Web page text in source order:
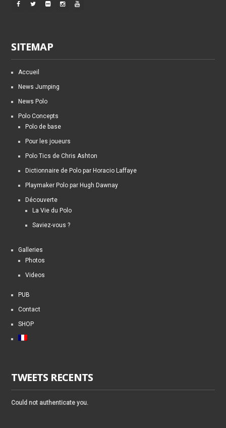
SITEMAP
Accueil
News Jumping
News Polo
Polo Concepts
Polo de base
Pour les joueurs
Polo Tics de Chris Ashton
Dictionnaire de Polo par Horacio Laffaye
Playmaker Polo par Hugh Dawnay
Découverte
La Vie du Polo
Saviez-vous ?
Galleries
Photos
Videos
PUB
Contact
SHOP
TWEETS RECENTS
Could not authenticate you.